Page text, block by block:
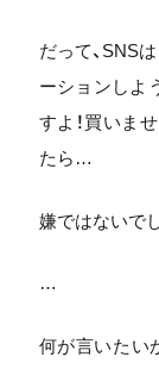
だって、SNS
ーションしよ
すよ！買いま
たら…
嫌ではないで
…
何が言いたい